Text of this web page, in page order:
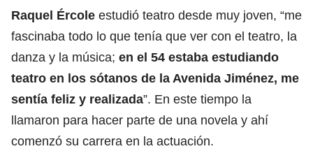
Raquel Ércole estudió teatro desde muy joven, “me
fascinaba todo lo que tenía que ver con el teatro, la
danza y la música; en el 54 estaba estudiando
teatro en los sótanos de la Avenida Jiménez, me
sentía feliz y realizada”. En este tiempo la
llamaron para hacer parte de una novela y ahí
comenzó su carrera en la actuación.